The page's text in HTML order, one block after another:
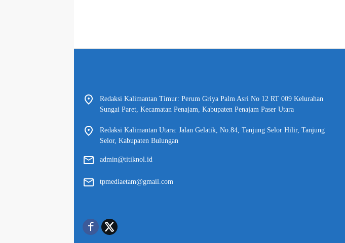
Redaksi Kalimantan Timur: Perum Griya Palm Asri No 12 RT 009 Kelurahan
Sungai Paret, Kecamatan Penajam, Kabupaten Penajam Paser Utara
Redaksi Kalimantan Utara: Jalan Gelatik, No.84, Tanjung Selor Hilir, Tanjung
Selor, Kabupaten Bulungan
admin@titiknol.id
tpmediaetam@gmail.com